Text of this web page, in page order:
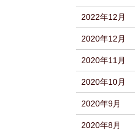
2022年12月
2020年12月
2020年11月
2020年10月
2020年9月
2020年8月